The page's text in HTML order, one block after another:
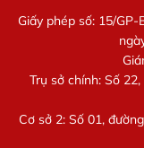
Giấy phép số: 15/
Trụ sở chính: Số
Cơ sở 2: Số 01,